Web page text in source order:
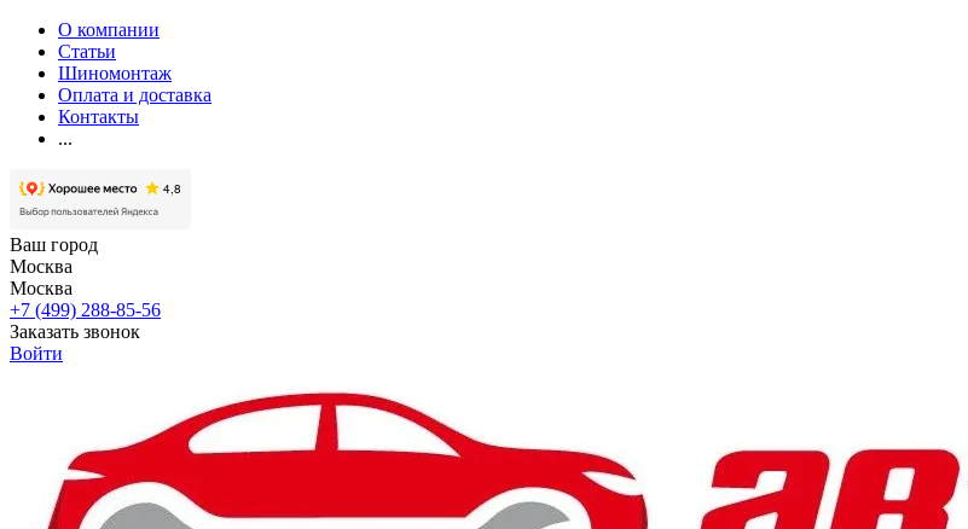
О компании
Статьи
Шиномонтаж
Оплата и доставка
Контакты
...
Ваш город
Москва
Москва
+7 (499) 288-85-56
Заказать звонок
Войти